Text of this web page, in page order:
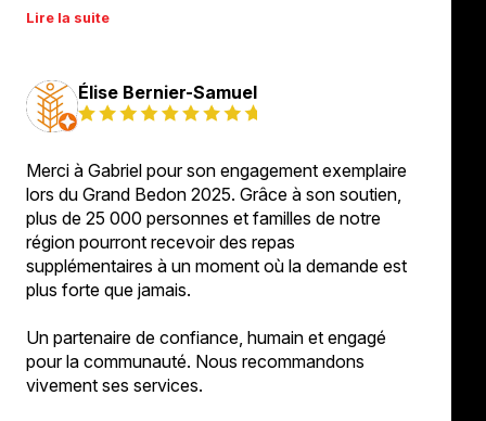
Lire la suite
Élise Bernier-Samuel
Merci à Gabriel pour son engagement exemplaire
lors du Grand Bedon 2025. Grâce à son soutien,
plus de 25 000 personnes et familles de notre
région pourront recevoir des repas
supplémentaires à un moment où la demande est
plus forte que jamais.
Un partenaire de confiance, humain et engagé
pour la communauté. Nous recommandons
vivement ses services.